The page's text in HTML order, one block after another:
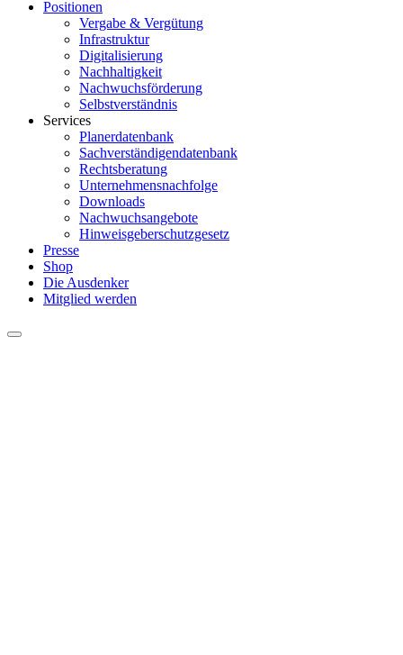
Positionen
Vergabe & Vergütung
Infrastruktur
Digitalisierung
Nachhaltigkeit
Nachwuchsförderung
Selbstverständnis
Services
Planerdatenbank
Sachverständigendatenbank
Rechtsberatung
Unternehmensnachfolge
Downloads
Nachwuchsangebote
Hinweisgeberschutzgesetz
Presse
Shop
Die Ausdenker
Mitglied werden